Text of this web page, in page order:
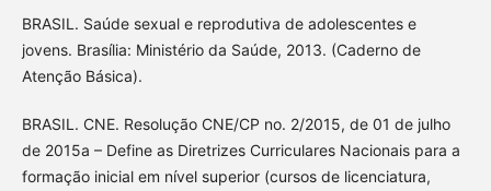
BRASIL. Saúde sexual e reprodutiva de adolescentes e
jovens. Brasília: Ministério da Saúde, 2013. (Caderno de
Atenção Básica).
BRASIL. CNE. Resolução CNE/CP no. 2/2015, de 01 de julho
de 2015a – Define as Diretrizes Curriculares Nacionais para a
formação inicial em nível superior (cursos de licenciatura,